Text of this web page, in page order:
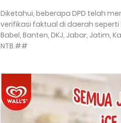
Diketahui, beberapa DPD telah
verifikasi faktual di daerah seperti
Babel, Banten, DKJ, Jabar, Jatim,
NTB.##